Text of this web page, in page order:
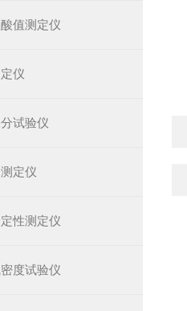
值测定仪
仪
试验仪
定仪
性测定仪
度试验仪